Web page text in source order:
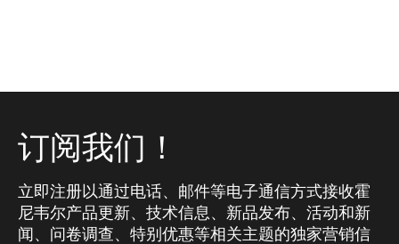
订阅我们！
立即注册以通过电话、邮件等电子通信方式接收霍
尼韦尔产品更新、技术信息、新品发布、活动和新
闻、问卷调查、特别优惠等相关主题的独家营销信